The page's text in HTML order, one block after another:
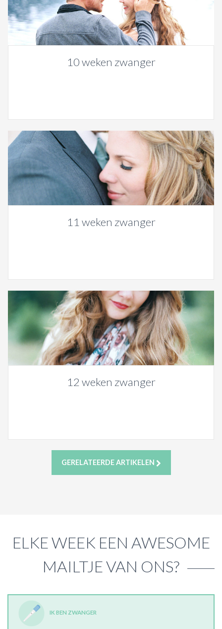
10 weken zwanger
11 weken zwanger
12 weken zwanger
GERELATEERDE ARTIKELEN
ELKE WEEK EEN AWESOME
MAILTJE VAN ONS?
IK BEN ZWANGER